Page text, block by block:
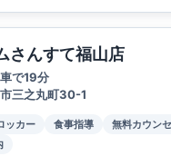
さんすて福山店
で19分
三之丸町30-1
ッカー 食事指導
無料カウン